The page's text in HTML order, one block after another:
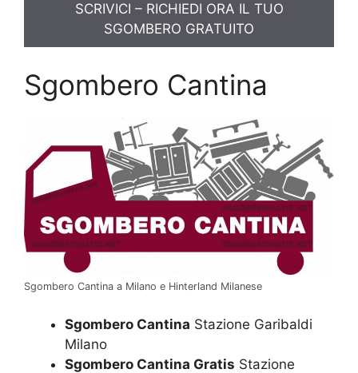
SCRIVICI – RICHIEDI ORA IL TUO
SGOMBERO GRATUITO
Sgombero Cantina
Sgombero Cantina a Milano e Hinterland Milanese
Sgombero Cantina Stazione Garibaldi
Milano
Sgombero Cantina Gratis Stazione